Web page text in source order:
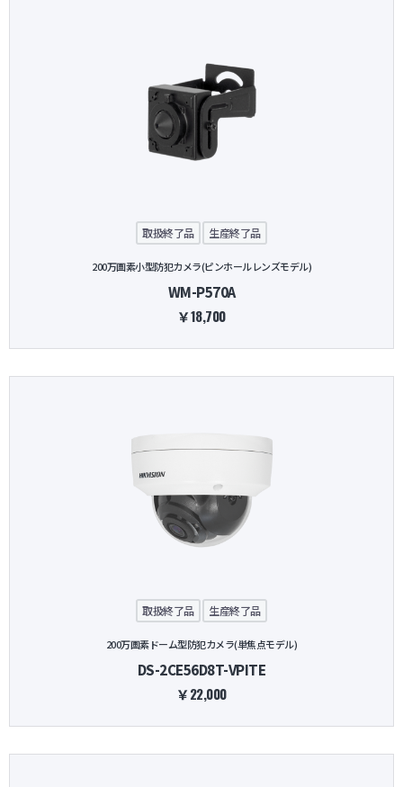
取扱終了品 生産終了品
200万画素小型防犯カメラ(ピンホールレンズモデル)
WM-P570A
￥18,700
取扱終了品 生産終了品
200万画素ドーム型防犯カメラ(単焦点モデル)
DS-2CE56D8T-VPITE
￥22,000